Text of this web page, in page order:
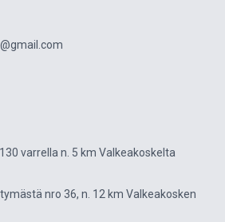
varrella n. 5 km Valkeakoskelta
nro 36, n. 12 km Valkeakosken